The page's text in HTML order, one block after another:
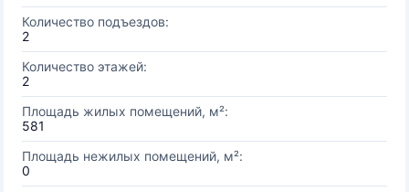
Количество подъездов:
2
Количество этажей:
2
Площадь жилых помещений, м²:
581
Площадь нежилых помещений, м²:
0